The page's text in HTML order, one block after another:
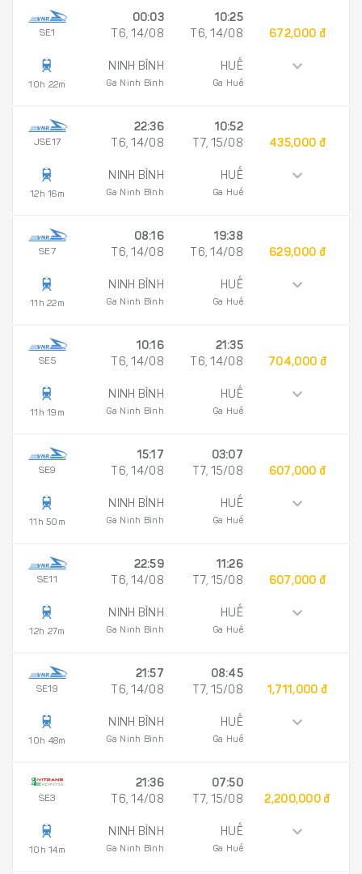
SE1
10h 22m
00:03
T6, 14/08
NINH BÌNH
Ga Ninh Bình
10:25
T6, 14/08
HUẾ
Ga Huế
672,000 đ
JSE17
12h 16m
22:36
T6, 14/08
NINH BÌNH
Ga Ninh Bình
10:52
T7, 15/08
HUẾ
Ga Huế
435,000 đ
SE7
11h 22m
08:16
T6, 14/08
NINH BÌNH
Ga Ninh Bình
19:38
T6, 14/08
HUẾ
Ga Huế
629,000 đ
SE5
11h 19m
10:16
T6, 14/08
NINH BÌNH
Ga Ninh Bình
21:35
T6, 14/08
HUẾ
Ga Huế
704,000 đ
SE9
11h 50m
15:17
T6, 14/08
NINH BÌNH
Ga Ninh Bình
03:07
T7, 15/08
HUẾ
Ga Huế
607,000 đ
SE11
12h 27m
22:59
T6, 14/08
NINH BÌNH
Ga Ninh Bình
11:26
T7, 15/08
HUẾ
Ga Huế
607,000 đ
SE19
10h 48m
21:57
T6, 14/08
NINH BÌNH
Ga Ninh Bình
08:45
T7, 15/08
HUẾ
Ga Huế
1,711,000 đ
SE3
10h 14m
21:36
T6, 14/08
NINH BÌNH
Ga Ninh Bình
07:50
T7, 15/08
HUẾ
Ga Huế
2,200,000 đ